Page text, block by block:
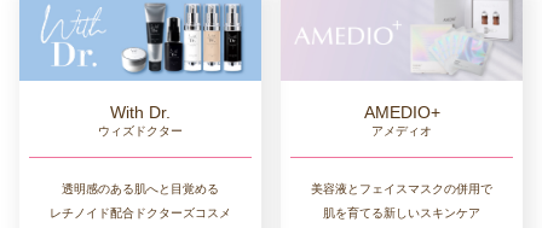
With Dr.
ウィズドクター
透明感のある肌へと目覚める
レチノイド配合ドクターズコスメ
AMEDIO+
アメディオ
美容液とフェイスマスクの併用で
肌を育てる新しいスキンケア